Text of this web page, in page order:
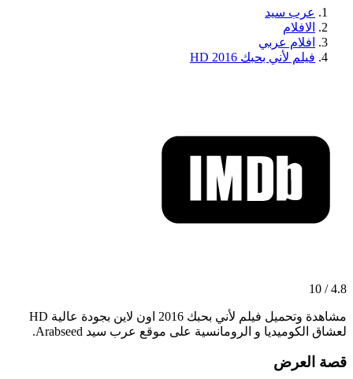
عرب سيد
الافلام
افلام عربي
فيلم ﻷني بحبك 2016 HD
4.8 / 10
مشاهدة وتحميل فيلم ﻷني بحبك 2016 اون لاين بجودة عالية HD
لعشاق الكوميديا و الرومانسية على موقع عرب سيد Arabseed.
قصة العرض